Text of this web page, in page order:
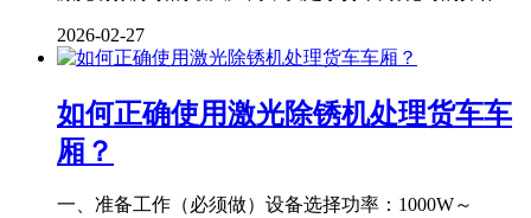
2026-02-27
如何正确使用激光除锈机处理货车车
厢？
一、准备工作（必须做）设备选择功率：1000W～